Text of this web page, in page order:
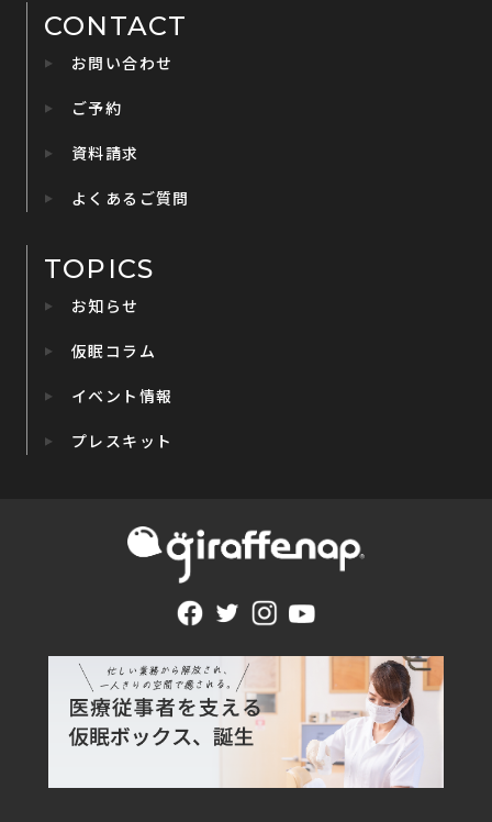
CONTACT
お問い合わせ
ご予約
資料請求
よくあるご質問
TOPICS
お知らせ
仮眠コラム
イベント情報
プレスキット